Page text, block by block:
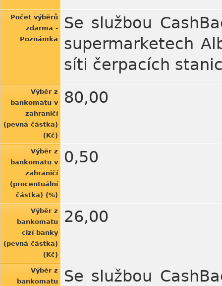
Počet výběrů
zdarma -
Poznámka
Se službou
supermarketech
síti čerpacích
Výběr z
bankomatu v
zahraničí
(pevná částka)
(Kč)
80,00
Výběr z
bankomatu v
zahraničí
(procentuální
částka) (%)
0,50
Výběr z
bankomatu
cizí banky
(pevná částka)
(Kč)
26,00
Výběr z
bankomatu
Se službou